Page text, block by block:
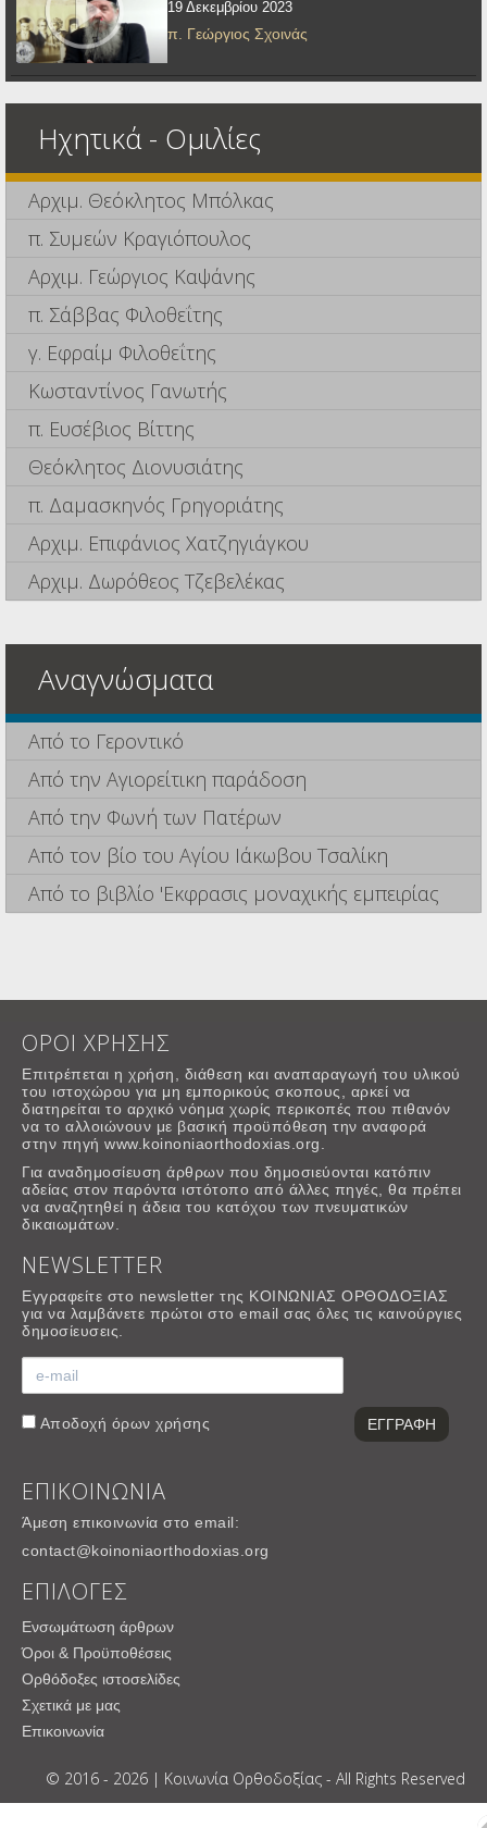
19 Δεκεμβρίου 2023
π. Γεώργιος Σχοινάς
Ηχητικά - Ομιλίες
Αρχιμ. Θεόκλητος Μπόλκας
π. Συμεών Κραγιόπουλος
Αρχιμ. Γεώργιος Καψάνης
π. Σάββας Φιλοθεΐτης
γ. Εφραίμ Φιλοθεΐτης
Κωσταντίνος Γανωτής
π. Ευσέβιος Βίττης
Θεόκλητος Διονυσιάτης
π. Δαμασκηνός Γρηγοριάτης
Αρχιμ. Επιφάνιος Χατζηγιάγκου
Αρχιμ. Δωρόθεος Τζεβελέκας
Αναγνώσματα
Από το Γεροντικό
Από την Αγιορείτικη παράδοση
Από την Φωνή των Πατέρων
Από τον βίο του Αγίου Ιάκωβου Τσαλίκη
Από το βιβλίο 'Εκφρασις μοναχικής εμπειρίας
ΟΡΟΙ ΧΡΗΣΗΣ
Επιτρέπεται η χρήση, διάθεση και αναπαραγωγή του υλικού
του ιστοχώρου για μη εμπορικούς σκοπους, αρκεί να
διατηρείται το αρχικό νόημα χωρίς περικοπές που πιθανόν
να το αλλοιώνουν με βασική προϋπόθεση την αναφορά
στην πηγή www.koinoniaorthodoxias.org.
Για αναδημοσίευση άρθρων που δημοσιεύονται κατόπιν
αδείας στον παρόντα ιστότοπο από άλλες πηγές, θα πρέπει
να αναζητηθεί η άδεια του κατόχου των πνευματικών
δικαιωμάτων.
NEWSLETTER
Εγγραφείτε στο newsletter της ΚΟΙΝΩΝΙΑΣ ΟΡΘΟΔΟΞΙΑΣ
για να λαμβάνετε πρώτοι στο email σας όλες τις καινούργιες
δημοσίευσεις.
Αποδοχή όρων χρήσης
ΕΠΙΚΟΙΝΩΝΙΑ
Άμεση επικοινωνία στο email:
contact@koinoniaorthodoxias.org
ΕΠΙΛΟΓΕΣ
Ενσωμάτωση άρθρων
Όροι & Προϋποθέσεις
Ορθόδοξες ιστοσελίδες
Σχετικά με μας
Επικοινωνία
© 2016 - 2026 | Κοινωνία Ορθοδοξίας - All Rights Reserved